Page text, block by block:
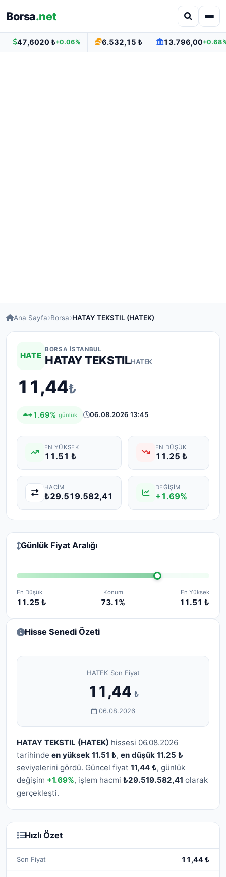
Borsa.net
47,6020 ₺+0.06% 6.532,15 ₺ 13.796,00
Ana Sayfa Borsa HATAY TEKSTIL (HATEK)
HATE
BORSA İSTANBUL
HATAY TEKSTILHATEK
11,44₺
+1.69% günlük 06.08.2026 13:45
EN YÜKSEK
11.51 ₺
EN DÜŞÜK
11.25 ₺
HACIM
₺29.519.582,41
DEĞIŞIM
+1.69%
Günlük Fiyat Aralığı
En Düşük
11.25 ₺
Konum
73.1%
En Yüksek
11.51 ₺
Hisse Senedi Özeti
HATEK Son Fiyat
11,44 ₺
06.08.2026
HATAY TEKSTIL (HATEK) hissesi 06.08.2026
tarihinde en yüksek 11.51 ₺, en düşük 11.25 ₺
seviyelerini gördü. Güncel fiyat 11,44 ₺, günlük
değişim +1.69%, işlem hacmi ₺29.519.582,41 olarak
gerçekleşti.
Hızlı Özet
Son Fiyat 11,44 ₺